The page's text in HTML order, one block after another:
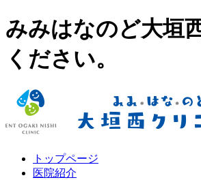
みみはなのど大垣
ください。
トップページ
医院紹介